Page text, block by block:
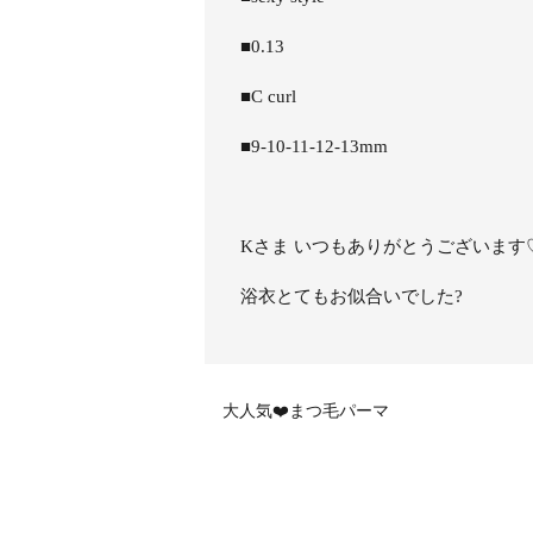
■0.13
■C curl
■9-10-11-12-13mm
Kさま いつもありがとうございま
浴衣とてもお似合いでした?
大人気❤️まつ毛パーマ